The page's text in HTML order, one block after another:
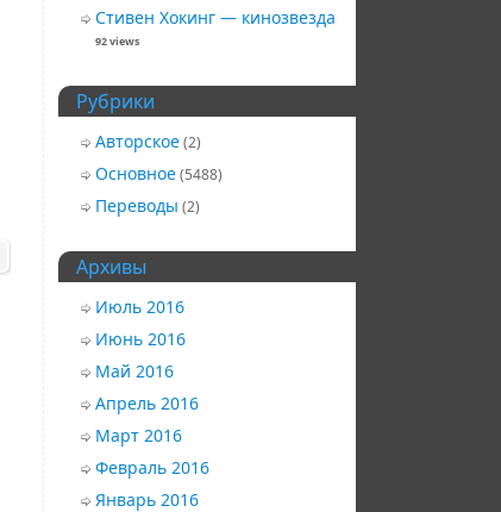
Стивен Хокинг — кинозвезда
92 views
Рубрики
Авторское(2)
Основное(5488)
Переводы (2)
Архивы
Июль 2016
Июнь 2016
Май 2016
Апрель 2016
Март 2016
Февраль 2016
Январь 2016